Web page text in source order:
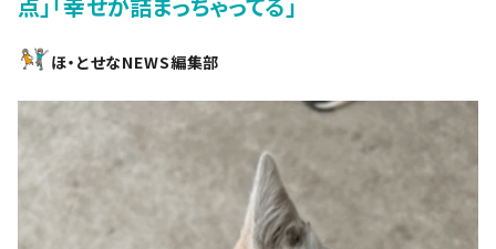
ほ・とせなNEWS編集部